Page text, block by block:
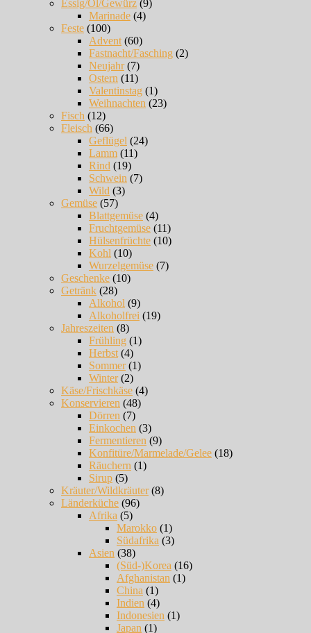
Essig/Öl/Gewürz (9)
Marinade (4)
Feste (100)
Advent (60)
Fastnacht/Fasching (2)
Neujahr(7)
Ostern (11)
Valentinstag (1)
Weihnachten (23)
Fisch (12)
Fleisch (66)
Geflügel (24)
Lamm (11)
Rind (19)
Schwein (7)
Wild (3)
Gemüse (57)
Blattgemüse (4)
Fruchtgemüse (11)
Hülsenfrüchte (10)
Kohl (10)
Wurzelgemüse (7)
Geschenke (10)
Getränk (28)
Alkohol (9)
Alkoholfrei (19)
Jahreszeiten (8)
Frühling (1)
Herbst (4)
Sommer(1)
Winter(2)
Käse/Frischkäse (4)
Konservieren (48)
Dörren (7)
Einkochen (3)
Fermentieren (9)
Konfitüre/Marmelade/Gelee (18)
Räuchern (1)
Sirup (5)
Kräuter/Wildkräuter(8)
Länderküche (96)
Afrika (5)
Marokko (1)
Südafrika (3)
Asien (38)
(Süd-)Korea (16)
Afghanistan (1)
China (1)
Indien (4)
Indonesien (1)
Japan (1)